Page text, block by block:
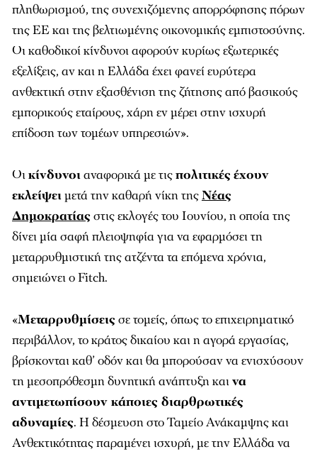
πληθωρισμού, της συνεχιζόμενης απορρόφησης πόρων
της ΕΕ και της βελτιωμένης οικονομικής εμπιστοσύνης.
Οι καθοδικοί κίνδυνοι αφορούν κυρίως εξωτερικές
εξελίξεις, αν και η Ελλάδα έχει φανεί ευρύτερα
ανθεκτική στην εξασθένιση της ζήτησης από βασικούς
εμπορικούς εταίρους, χάρη εν μέρει στην ισχυρή
επίδοση των τομέων υπηρεσιών».
Οικίνδυνοιαναφορικά με τιςπολιτικέςέχουν
εκλείψειμετά την καθαρή νίκη τηςΝέας
Δημοκρατίαςστις εκλογές του Ιουνίου, η οποία της
δίνει μία σαφή πλειοψηφία για να εφαρμόσει τη
μεταρρυθμιστική της ατζέντα τα επόμενα χρόνια,
σημειώνει ο Fitch.
«Μεταρρυθμίσειςσε τομείς, όπως το επιχειρηματικό
περιβάλλον, το κράτος δικαίου και η αγορά εργασίας,
βρίσκονται καθ’ οδόν και θα μπορούσαν να ενισχύσουν
τη μεσοπρόθεσμη δυνητική ανάπτυξη καινα
αντιμετωπίσουν κάποιες διαρθρωτικές
αδυναμίες. Η δέσμευση στο Ταμείο Ανάκαμψης και
Ανθεκτικότητας παραμένει ισχυρή, με την Ελλάδα να